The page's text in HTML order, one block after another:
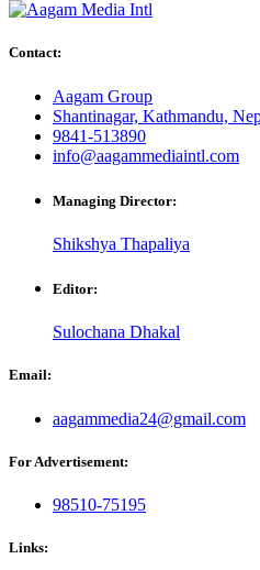
Contact:
Aagam Group
Shantinagar, Kathmandu,
9841-513890
info@aagammediaintl.com
Managing Director:
Shikshya Thapaliya
Editor:
Sulochana Dhakal
Email:
aagammedia24@gmail.com
For Advertisement:
98510-75195
Links: